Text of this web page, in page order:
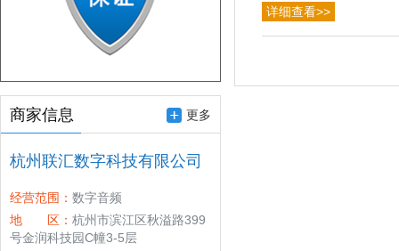
商家信息 更多
杭州联汇数字科技有限公司
经营范围： 数字音频
地 区： 杭州市滨江区秋溢路399
号金润科技园C幢3-5层
详细查看>>